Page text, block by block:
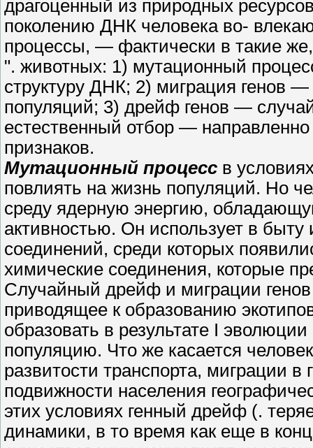
драгоценный из природных
поколению ДНК человека во-
процессы, — фактически в такие
". животных: 1) мутационный
структуру ДНК; 2) миграция генов —
популяций; 3) дрейф генов —
естественный отбор —
признаков.
Мутационный процесс в
повлиять на жизнь популяций. Но
среду ядерную энергию,
активностью. Он использует в
соединений, среди которых
химические соединения, которые
Случайный дрейф и миграции
приводящее к образованию
образовать в результате I
популяцию. Что же касается
развитости транспорта, миграции
подвижности населения
этих условиях генный дрейф (.
динамики, в то время как еще в